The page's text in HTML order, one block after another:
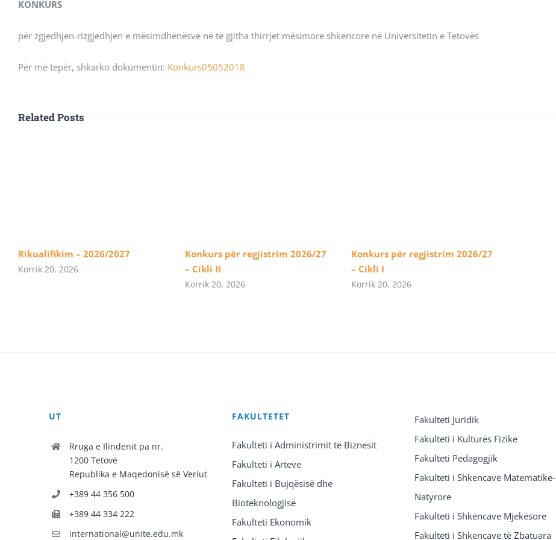
KONKURS
për zgjedhjen-rizgjedhjen e mësimdhënësve në të gjitha thirrjet mësimore shkencore në Universitetin e Tetovës
Për më tepër, shkarko dokumentin: Konkurs05052018
Related Posts
Rikualifikim – 2026/2027
Korrik 20, 2026
Konkurs për regjistrim 2026/27
– Cikli II
Korrik 20, 2026
Konkurs për regjistrim 2026/27
– Cikli I
Korrik 20, 2026
UT
Rruga e Ilindenit pa nr.
1200 Tetovë
Republika e Maqedonisë së Veriut
+389 44 356 500
+389 44 334 222
international@unite.edu.mk
FAKULTETET
Fakulteti i Administrimit të Biznesit
Fakulteti i Arteve
Fakulteti i Bujqësisë dhe
Bioteknologjisë
Fakulteti Ekonomik
Fakulteti Juridik
Fakulteti i Kulturës Fizike
Fakulteti Pedagogjik
Fakulteti i Shkencave Matematike-
Natyrore
Fakulteti i Shkencave Mjekësore
Fakulteti i Shkencave të Zbatuara